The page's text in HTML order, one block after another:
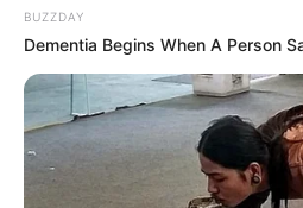
BUZZDAY
Dementia Begins When A Person